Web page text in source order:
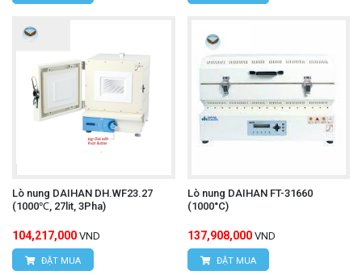
Lò nung DAIHAN DH.WF23.27
(1000℃, 27lit, 3Pha)
104,217,000 VND
ĐẶT MUA
Lò nung DAIHAN FT-31660
(1000°C)
137,908,000 VND
ĐẶT MUA